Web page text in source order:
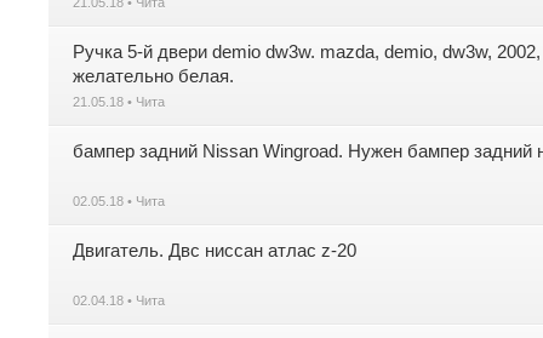
Ручка 5-й двери demio dw3w. mazda, demio, dw3w,
желательно белая.
21.05.18 • Чита
бампер задний Nissan Wingroad. Нужен бампер задний
02.05.18 • Чита
Двигатель. Двс ниссан атлас z-20
02.04.18 • Чита